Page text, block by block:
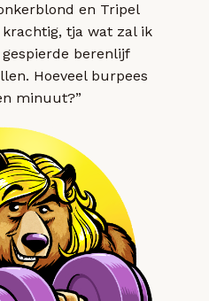
en Tripel
tja wat zal ik
berenlijf
Hoeveel burpees
minuut?”